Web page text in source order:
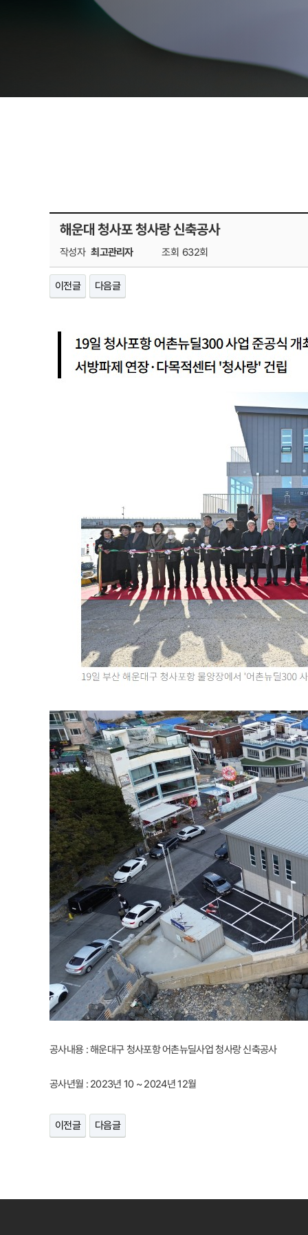
해운대 청사포 청사랑 신축공사
작성자 최고관리자 조회 632회
이전글 다음글
공사내용 : 해운대구 청사포항 어촌뉴딜사업 청사랑 신축공사
공사년월 : 2023년 10 ~ 2024년 12월
이전글 다음글